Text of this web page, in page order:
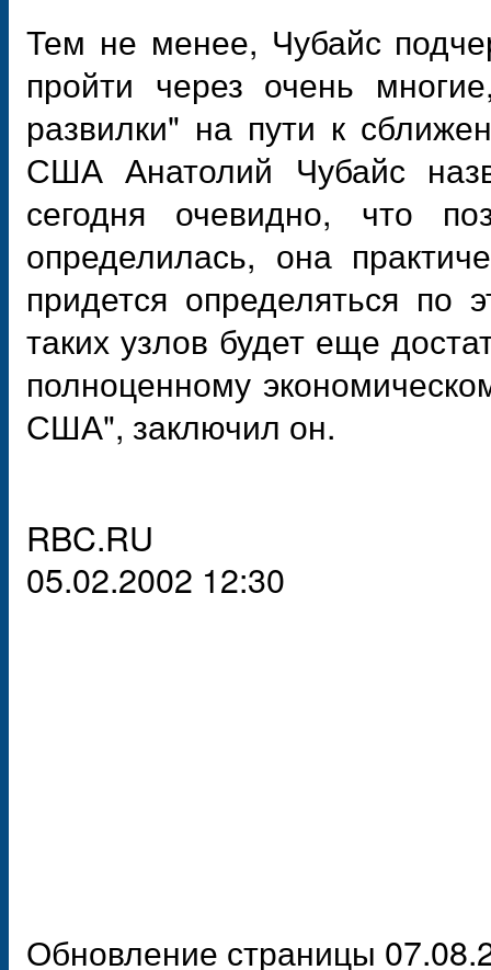
Тем не менее, Чубайс
пройти через очень
развилки" на пути к
США Анатолий Чубайс
сегодня очевидно, что
определилась, она
придется определяться по
таких узлов будет еще
полноценному
США", заключил он.
RBC.RU
05.02.2002 12:30
Обновление страницы